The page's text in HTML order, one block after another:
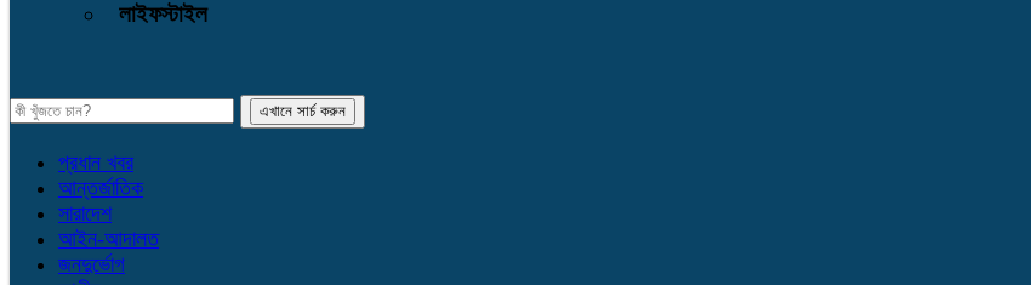
লাইফস্টাইল
প্রধান খবর
আন্তর্জাতিক
সারাদেশ
আইন-আদালত
জনদুর্ভোগ